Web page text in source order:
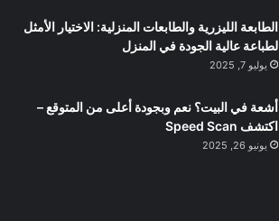
الطابعة الليزرية والطابعات المنزلية: الاختيار الأمثل
لطباعة عالية الجودة في المنزل
يوليو 7, 2025
أشعة في البيت؟ نعم وبجودة أعلى من المتوقع –
اكتشف Speed Scan
يونيو 26, 2025